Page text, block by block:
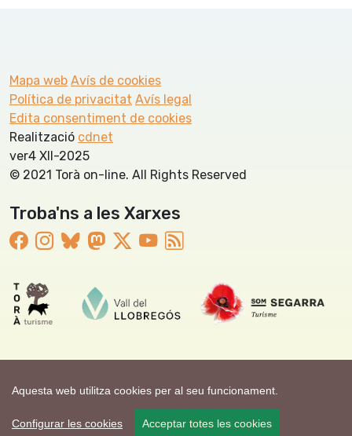
Aquesta web utilitza cookies per al seu funcionament.
Configurar les cookies Acceptar totes les cookies
Mapa web Avís de cookies
Política de privacitat Avís legal
Edita consentiment de cookies
Realització cdnet
ver4 XII-2025
© 2021 Torà on-line. All Rights Reserved
Troba'ns a les Xarxes